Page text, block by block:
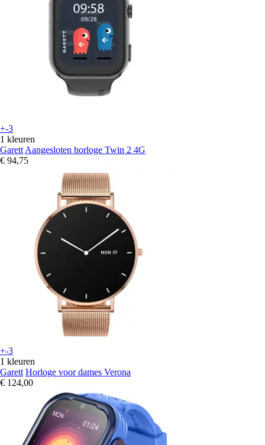
+-3
1 kleuren
Garett Aangesloten horloge Twin 2 4G
€ 94,75
+-3
1 kleuren
Garett Horloge voor dames Verona
€ 124,00